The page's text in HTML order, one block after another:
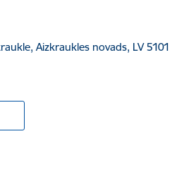
Aizkraukles novads, LV 5101